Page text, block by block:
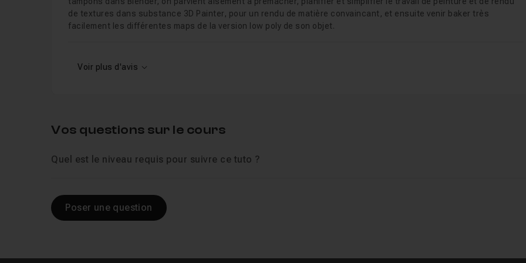
de textures dans substance 3D Painter, pour un rendu de matière convaincant, et ensuite venir baker très
facilement les différentes maps de la version low poly de son objet.
Voir plus d'avis
Vos questions sur le cours
Quel est le niveau requis pour suivre ce tuto ?
Poser une question